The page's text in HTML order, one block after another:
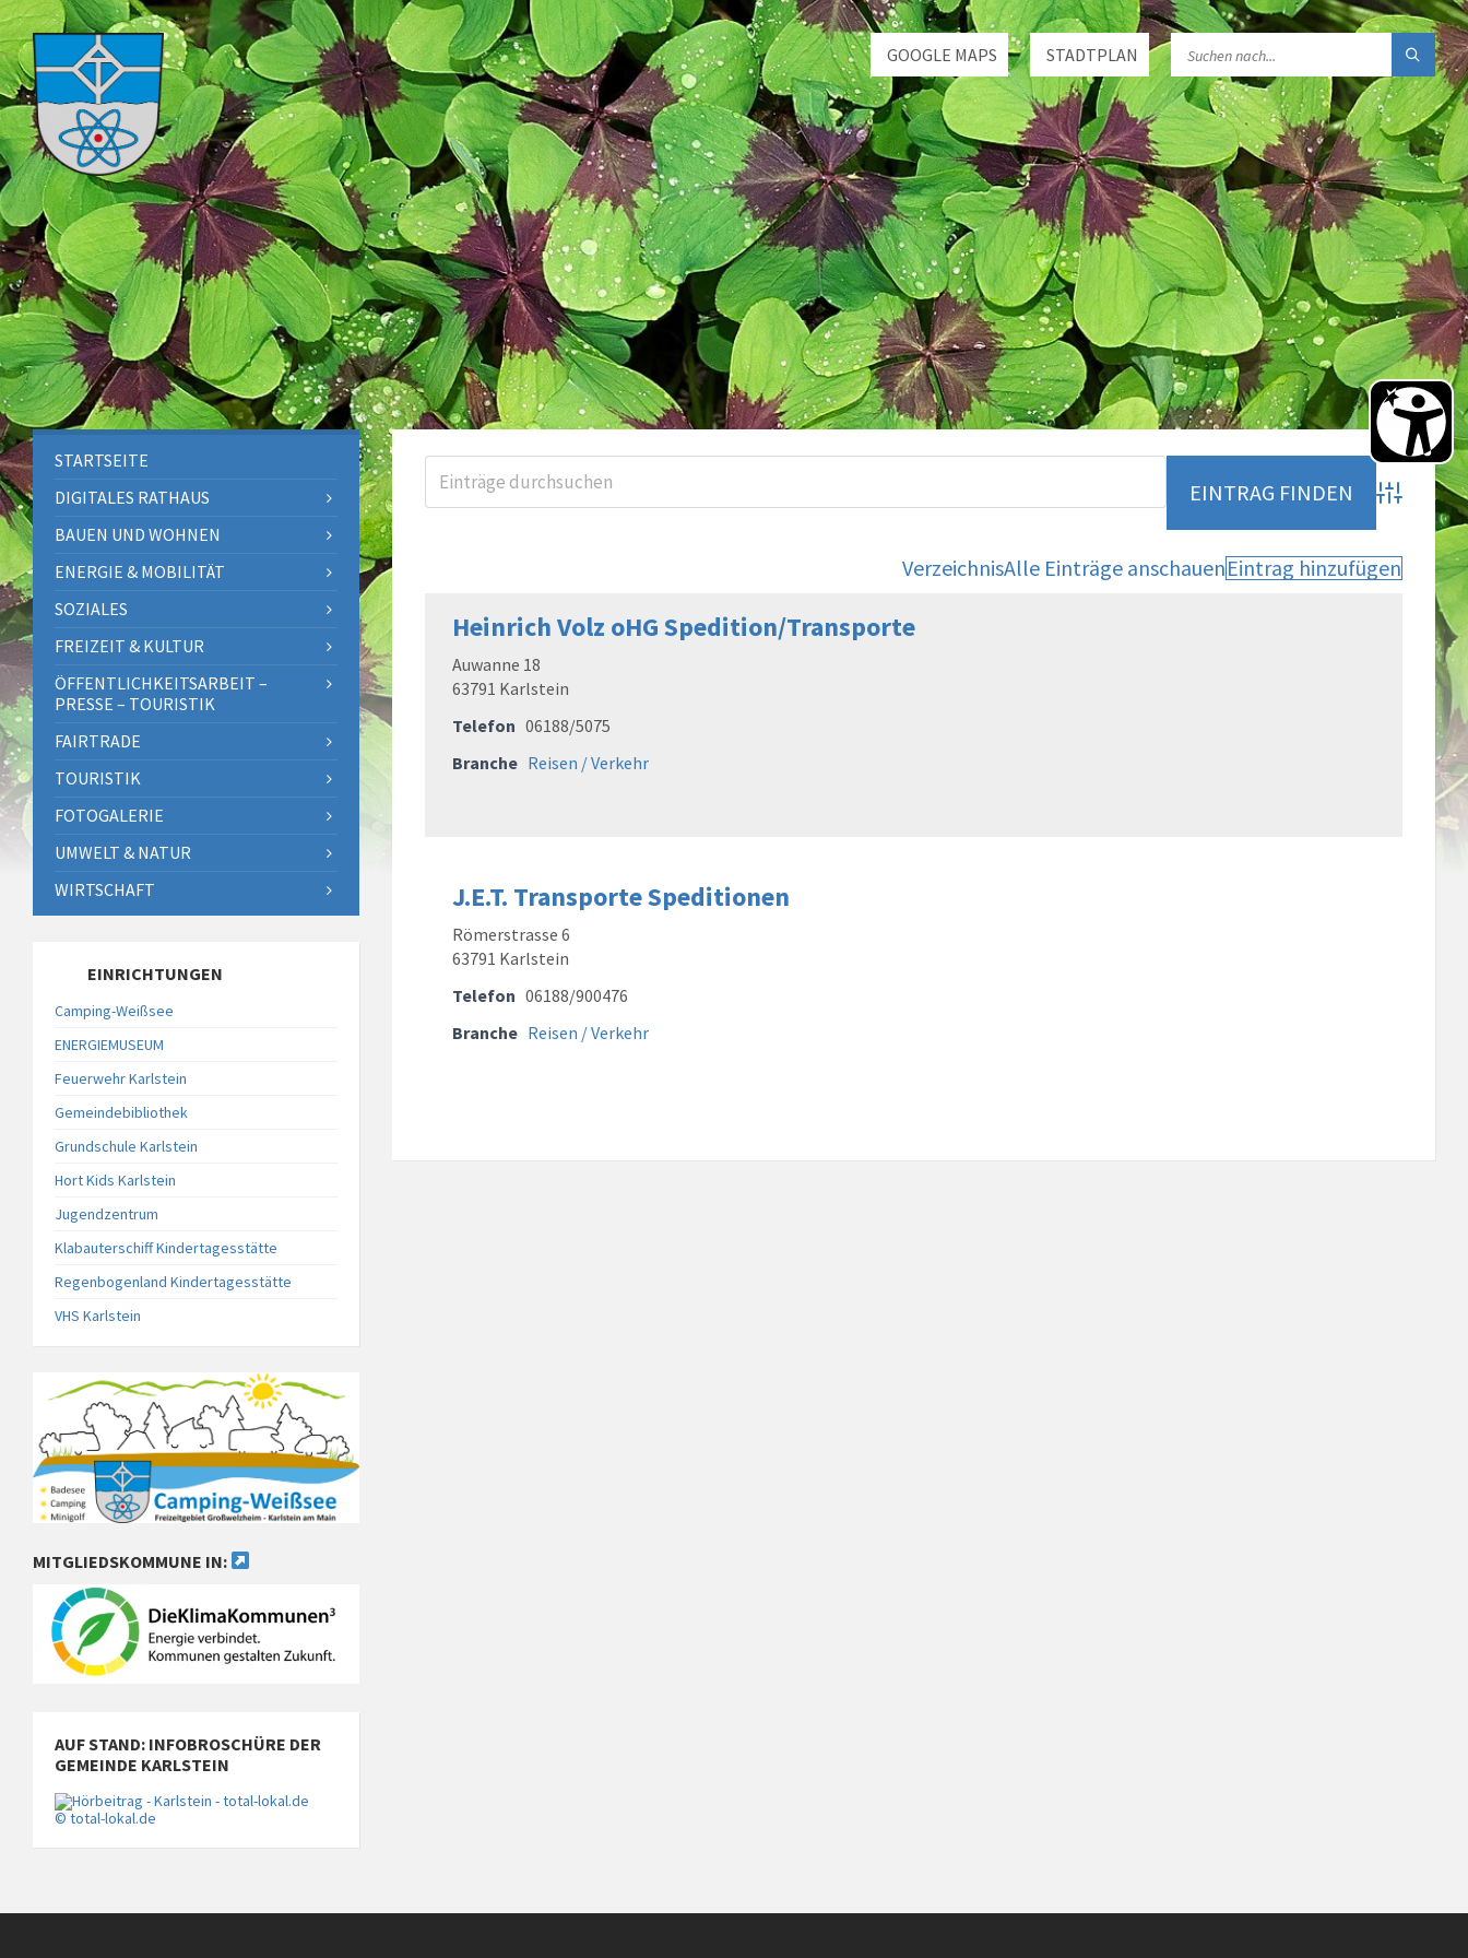
STADTPLAN
GOOGLE MAPS
Advanced
VerzeichnisAlle Einträge anschauenEintrag hinzufügen
Heinrich Volz oHG Spedition/Transporte
Auwanne 18
63791 Karlstein
Telefon 06188/5075
Branche Reisen / Verkehr
J.E.T. Transporte Speditionen
Römerstrasse 6
63791 Karlstein
Telefon 06188/900476
Branche Reisen / Verkehr
STARTSEITE
DIGITALES RATHAUS
BAUEN UND WOHNEN
ENERGIE & MOBILITÄT
SOZIALES
FREIZEIT & KULTUR
ÖFFENTLICHKEITSARBEIT –
PRESSE – TOURISTIK
FAIRTRADE
TOURISTIK
FOTOGALERIE
UMWELT & NATUR
WIRTSCHAFT
EINRICHTUNGEN
Camping-Weißsee
ENERGIEMUSEUM
Feuerwehr Karlstein
Gemeindebibliothek
Grundschule Karlstein
Hort Kids Karlstein
Jugendzentrum
Klabauterschiff Kindertagesstätte
Regenbogenland Kindertagesstätte
VHS Karlstein
MITGLIEDSKOMMUNE IN:
AUF STAND: INFOBROSCHÜRE DER
GEMEINDE KARLSTEIN
© total-lokal.de